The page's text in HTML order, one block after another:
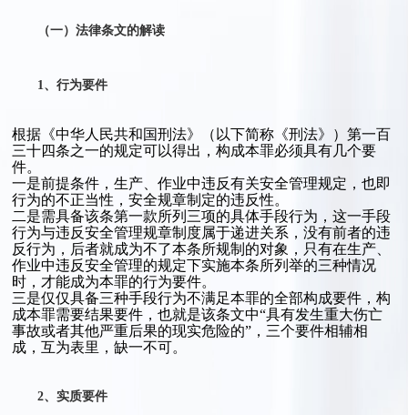
（一）法律条文的解读
1、行为要件
根据《中华人民共和国刑法》（以下简称《刑法》）第一百
三十四条之一的规定可以得出，构成本罪必须具有几个要
件。
一是前提条件，生产、作业中违反有关安全管理规定，也即
行为的不正当性，安全规章制定的违反性。
二是需具备该条第一款所列三项的具体手段行为，这一手段
行为与违反安全管理规章制度属于递进关系，没有前者的违
反行为，后者就成为不了本条所规制的对象，只有在生产、
作业中违反安全管理的规定下实施本条所列举的三种情况
时，才能成为本罪的行为要件。
三是仅仅具备三种手段行为不满足本罪的全部构成要件，构
成本罪需要结果要件，也就是该条文中“具有发生重大伤亡
事故或者其他严重后果的现实危险的”，三个要件相辅相
成，互为表里，缺一不可。
2、实质要件